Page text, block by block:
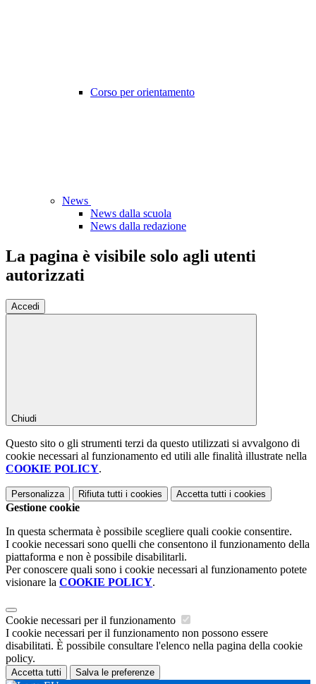
Corso per orientamento
News
News dalla scuola
News dalla redazione
La pagina è visibile solo agli utenti
autorizzati
Accedi
Chiudi
Questo sito o gli strumenti terzi da questo utilizzati si avvalgono di
cookie necessari al funzionamento ed utili alle finalità illustrate nella
COOKIE POLICY.
Personalizza Rifiuta tutti i cookies Accetta tutti i cookies
Gestione cookie
In questa schermata è possibile scegliere quali cookie consentire.
I cookie necessari sono quelli che consentono il funzionamento della
piattaforma e non è possibile disabilitarli.
Per conoscere quali sono i cookie necessari al funzionamento potete
visionare la COOKIE POLICY.
Cookie necessari per il funzionamento
I cookie necessari per il funzionamento non possono essere
disabilitati. È possibile consultare l'elenco nella pagina della cookie
policy.
Accetta tutti Salva le preferenze